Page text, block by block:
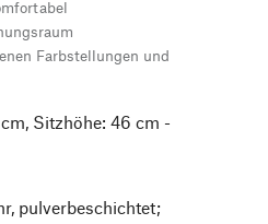
Farbstellungen und
Sitzhöhe: 46 cm -
pulverbeschichtet;